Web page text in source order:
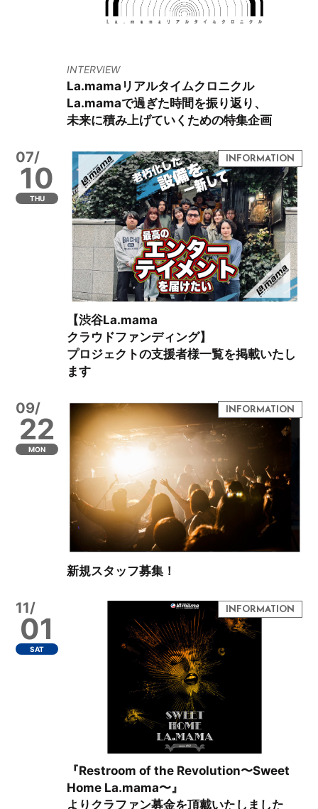
INTERVIEW
La.mamaリアルタイムクロニクル
La.mamaで過ぎた時間を振り返り、
未来に積み上げていくための特集企画
07/
10
THU
【渋谷La.mama
クラウドファンディング】
プロジェクトの支援者様一覧を掲載いたし
ます
09/
22
MON
新規スタッフ募集！
11/
01
SAT
『Restroom of the Revolution〜Sweet
Home La.mama〜』
よりクラファン募金を頂戴いたしました